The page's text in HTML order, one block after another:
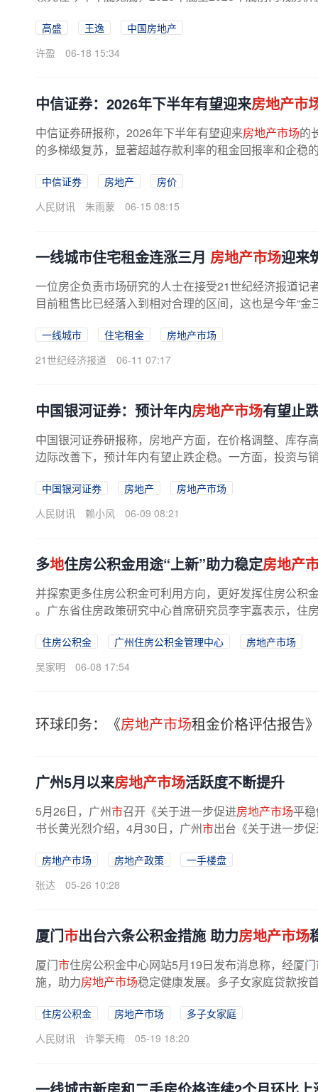
高盛 王逸
中国房地产
许盈
06-18 15:34
中信证券：2026年下半年有望迎来房地产市
中信证券研报称，2026年下半年有望迎来房地产市场的
的多梯级复苏，显著超越存款利率的租金回报率和企稳
中信证券 房地产
房价
人民财讯
朱雨蒙 06-15 08:15
一线城市住宅租金连涨三月 房地产市场迎来
一位房企负责市场研究的人士在接受21世纪经济报道记
目前租售比已经落入到相对合理的区间，这也是今年“
一线城市 住宅租金
房地产市场
21世纪经济报道
06-11 07:17
中国银河证券：预计年内房地产市场有望止
中国银河证券研报称，房地产方面，在价格调整、库存
边际改善下，预计年内有望止跌企稳。一方面，投资与
中国银河证券 房地产
房地产市场
人民财讯
赖小风 06-09 08:21
多地住房公积金用途“上新”助力稳定房地产
并探索更多住房公积金可利用方向，更好发挥住房公积
。广东省住房政策研究中心首席研究员李宇嘉表示，住
住房公积金 广州住房公积金管理中心
房地产市场
吴家明
06-08 17:54
环球印务：《房地产市场租金价格评估报告
广州5月以来房地产市场活跃度不断提升
5月26日，广州市召开《关于进一步促进房地产市场平
书长黄光烈介绍，4月30日，广州市出台《关于进一步
房地产市场 房地产政策
一手楼盘
张达
05-26 10:28
厦门市出台六条公积金措施 助力房地产市场
厦门市住房公积金中心网站5月19日发布消息称，经厦门
施，助力房地产市场稳定健康发展。多子女家庭贷款按
住房公积金 房地产市场
多子女家庭
人民财讯
许擎天梅 05-19 18:20